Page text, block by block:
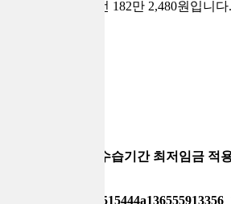
급여로치면 세전 182만 2,480원입니다.
수습기간 최저임금 적